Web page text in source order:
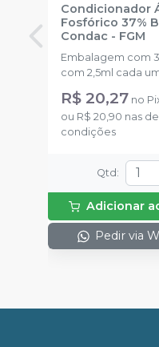
Condicionador
Fosfórico 37%
Condac - FGM
Embalagem com 3 seringas
com 2,5ml cada
R$ 20,27 no
ou R$ 20,90 nas
condições
Qtd :
Adicionar
Pedir via